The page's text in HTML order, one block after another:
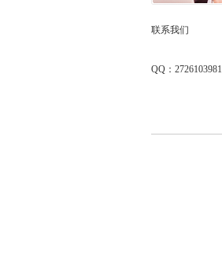
联系我们
QQ：2726103981